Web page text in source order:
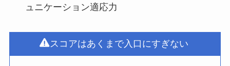
ュニケーション適応力
スコアはあくまで入口にすぎない